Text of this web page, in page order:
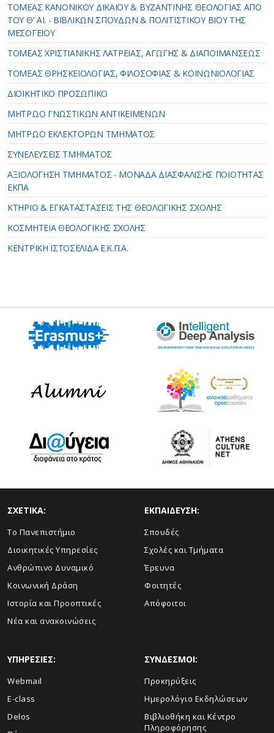
ΤOΜΕΑΣ ΚΑΝΟΝΙΚΟΥ ΔΙΚΑΙΟΥ & ΒΥΖΑΝΤΙΝΗΣ ΘΕΟΛΟΓΙΑΣ ΑΠΟ
ΤΟΥ Θ' ΑΙ. - ΒΙΒΛΙΚΩΝ ΣΠΟΥΔΩΝ & ΠΟΛΙΤΙΣΤΙΚΟΥ ΒΙΟΥ ΤΗΣ
ΜΕΣΟΓΕΙΟΥ
ΤΟΜΕΑΣ ΧΡΙΣΤΙΑΝΙΚΗΣ ΛΑΤΡΕΙΑΣ, ΑΓΩΓΗΣ & ΔΙΑΠΟΙΜΑΝΣΕΩΣ
ΤΟΜΕΑΣ ΘΡΗΣΚΕΙΟΛΟΓΙΑΣ, ΦΙΛΟΣΟΦΙΑΣ & ΚΟΙΝΩΝΙΟΛΟΓΙΑΣ
ΔΙΟΙΚΗΤΙΚΟ ΠΡΟΣΩΠΙΚΟ
ΜΗΤΡΩΟ ΓΝΩΣΤΙΚΩΝ ΑΝΤΙΚΕΙΜΕΝΩΝ
ΜΗΤΡΩΟ ΕΚΛΕΚΤΟΡΩΝ ΤΜΗΜΑΤΟΣ
ΣΥΝΕΛΕΥΣΕΙΣ ΤΜΗΜΑΤΟΣ
ΑΞΙΟΛΟΓΗΣΗ ΤΜΗΜΑΤΟΣ - ΜΟΝΑΔΑ ΔΙΑΣΦΑΛΙΣΗΣ ΠΟΙΟΤΗΤΑΣ
ΕΚΠΑ
ΚΤΗΡΙΟ & ΕΓΚΑΤΑΣΤΑΣΕΙΣ ΤΗΣ ΘΕΟΛΟΓΙΚΗΣ ΣΧΟΛΗΣ
ΚΟΣΜΗΤΕΙΑ ΘΕΟΛΟΓΙΚΗΣ ΣΧΟΛΗΣ
ΚΕΝΤΡΙΚΗ ΙΣΤΟΣΕΛΙΔΑ Ε.Κ.Π.Α.
ΣΧΕΤΙΚΑ:
Το Πανεπιστήμιο
Διοικητικές Υπηρεσίες
Ανθρώπινο Δυναμικό
Κοινωνική Δράση
Ιστορία και Προοπτικές
Νέα και ανακοινώσεις
ΕΚΠΑΙΔΕΥΣΗ:
Σπουδές
Σχολές και Τμήματα
Έρευνα
Φοιτητές
Απόφοιτοι
ΥΠΗΡΕΣΙΕΣ:
Webmail
E-class
Delos
ΣΥΝΔΕΣΜΟΙ:
Προκηρύξεις
Ημερολόγιο Εκδηλώσεων
Βιβλιοθήκη και Κέντρο
Πληροφόρησης